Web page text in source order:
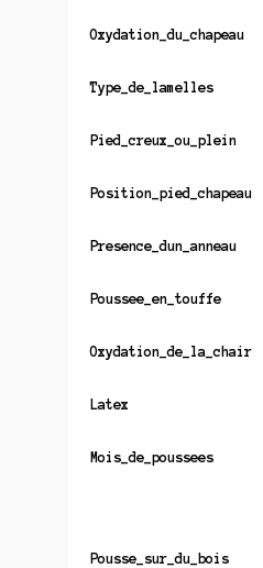
Oxydation_du_chapeau
Type_de_lamelles
Pied_creux_ou_plein
Position_pied_chapeau
Presence_dun_anneau
Poussee_en_touffe
Oxydation_de_la_chair
Latex
Mois_de_poussees
Pousse_sur_du_bois